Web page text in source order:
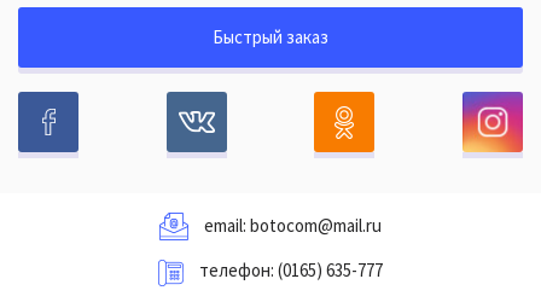
Быстрый заказ
email: botocom@mail.ru
телефон: (0165) 635-777